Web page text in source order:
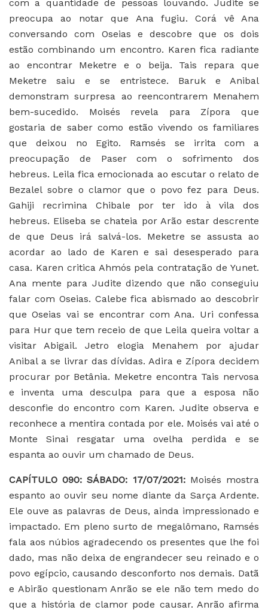
com a quantidade de pessoas louvando. Judite se
preocupa ao notar que Ana fugiu. Corá vê Ana
conversando com Oseias e descobre que os dois
estão combinando um encontro. Karen fica radiante
ao encontrar Meketre e o beija. Tais repara que
Meketre saiu e se entristece. Baruk e Anibal
demonstram surpresa ao reencontrarem Menahem
bem-sucedido. Moisés revela para Zípora que
gostaria de saber como estão vivendo os familiares
que deixou no Egito. Ramsés se irrita com a
preocupação de Paser com o sofrimento dos
hebreus. Leila fica emocionada ao escutar o relato de
Bezalel sobre o clamor que o povo fez para Deus.
Gahiji recrimina Chibale por ter ido à vila dos
hebreus. Eliseba se chateia por Arão estar descrente
de que Deus irá salvá-los. Meketre se assusta ao
acordar ao lado de Karen e sai desesperado para
casa. Karen critica Ahmós pela contratação de Yunet.
Ana mente para Judite dizendo que não conseguiu
falar com Oseias. Calebe fica abismado ao descobrir
que Oseias vai se encontrar com Ana. Uri confessa
para Hur que tem receio de que Leila queira voltar a
visitar Abigail. Jetro elogia Menahem por ajudar
Anibal a se livrar das dívidas. Adira e Zípora decidem
procurar por Betânia. Meketre encontra Tais nervosa
e inventa uma desculpa para que a esposa não
desconfie do encontro com Karen. Judite observa e
reconhece a mentira contada por ele. Moisés vai até o
Monte Sinai resgatar uma ovelha perdida e se
espanta ao ouvir um chamado de Deus.
CAPÍTULO 090: SÁBADO: 17/07/2021: Moisés mostra
espanto ao ouvir seu nome diante da Sarça Ardente.
Ele ouve as palavras de Deus, ainda impressionado e
impactado. Em pleno surto de megalômano, Ramsés
fala aos núbios agradecendo os presentes que lhe foi
dado, mas não deixa de engrandecer seu reinado e o
povo egípcio, causando desconforto nos demais. Datã
e Abirão questionam Anrão se ele não tem medo do
que a história de clamor pode causar. Anrão afirma